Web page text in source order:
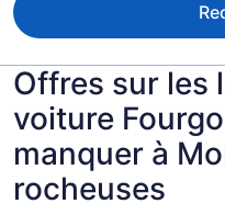
Offres sur les
voiture
manquer à
rocheuses